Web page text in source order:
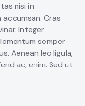
nisi in
Cras
Integer
semper
Aenean leo ligula,
ac, enim. Sed ut